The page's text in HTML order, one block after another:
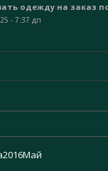
одежду на заказ
- 7:37 дп
2016Май